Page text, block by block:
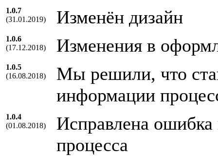
1.0.7
(31.01.2019)
Изменён дизайн
1.0.6
(17.12.2018)
Изменения в
1.0.5
(16.08.2018)
Мы решили, что
информации
1.0.4
(01.08.2018)
Исправлена ошибка
процесса